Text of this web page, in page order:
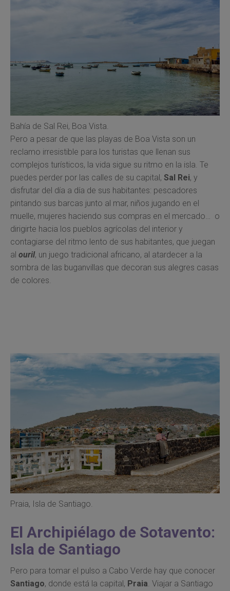
Bahía de Sal Rei, Boa Vista.
Pero a pesar de que las playas de Boa Vista son un
reclamo irresistible para los turistas que llenan sus
complejos turísticos, la vida sigue su ritmo en la isla. Te
puedes perder por las calles de su capital, Sal Rei, y
disfrutar del día a día de sus habitantes: pescadores
pintando sus barcas junto al mar, niños jugando en el
muelle, mujeres haciendo sus compras en el mercado… o
dirigirte hacia los pueblos agrícolas del interior y
contagiarse del ritmo lento de sus habitantes, que juegan
al ouril, un juego tradicional africano, al atardecer a la
sombra de las buganvillas que decoran sus alegres casas
de colores.
Praia, Isla de Santiago.
El Archipiélago de Sotavento:
Isla de Santiago
Pero para tomar el pulso a Cabo Verde hay que conocer
Santiago, donde está la capital, Praia . Viajar a Santiago